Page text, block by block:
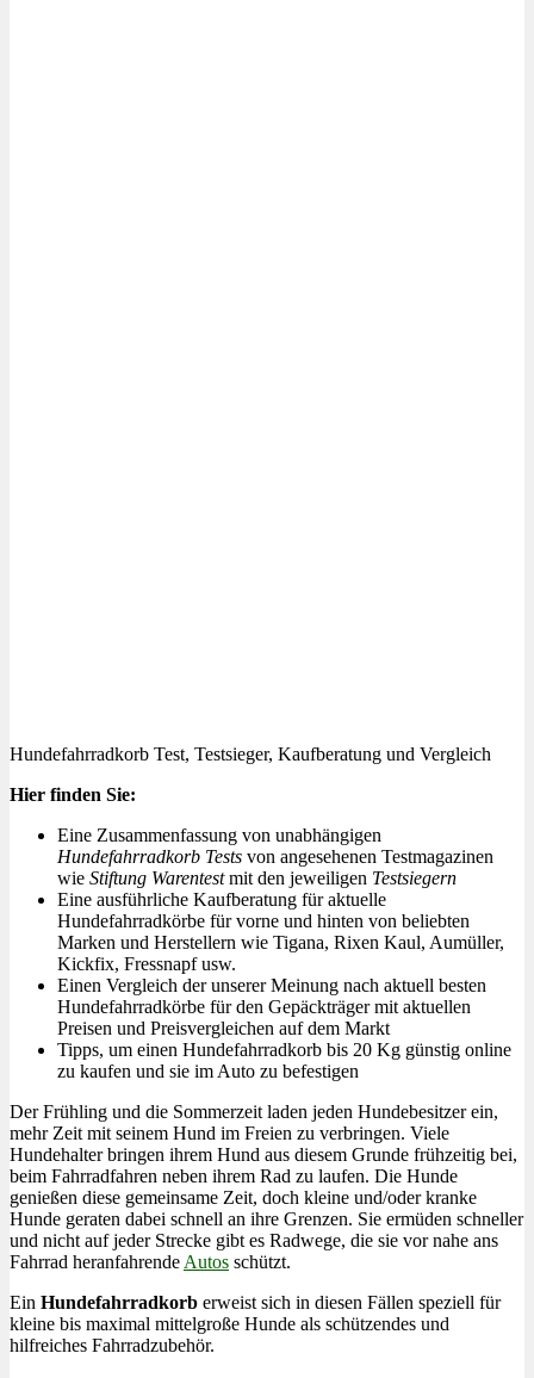
Hundefahrradkorb Test, Testsieger, Kaufberatung und Vergleich
Hier finden Sie:
Eine Zusammenfassung von unabhängigen
Hundefahrradkorb Tests von angesehenen Testmagazinen
wie Stiftung Warentestmit den jeweiligen Testsiegern
Eine ausführliche Kaufberatung für aktuelle
Hundefahrradkörbe für vorne und hinten von beliebten
Marken und Herstellern wie Tigana, Rixen Kaul, Aumüller,
Kickfix, Fressnapf usw.
Einen Vergleich der unserer Meinung nach aktuell besten
Hundefahrradkörbe für den Gepäckträger mit aktuellen
Preisen und Preisvergleichen auf dem Markt
Tipps, um einen Hundefahrradkorb bis 20 Kg günstig online
zu kaufen und sie im Auto zu befestigen
Der Frühling und die Sommerzeit laden jeden Hundebesitzer ein,
mehr Zeit mit seinem Hund im Freien zu verbringen. Viele
Hundehalter bringen ihrem Hund aus diesem Grunde frühzeitig bei,
beim Fahrradfahren neben ihrem Rad zu laufen. Die Hunde
genießen diese gemeinsame Zeit, doch kleine und/oder kranke
Hunde geraten dabei schnell an ihre Grenzen. Sie ermüden schneller
und nicht auf jeder Strecke gibt es Radwege, die sie vor nahe ans
Fahrrad heranfahrende Autos schützt.
Ein Hundefahrradkorb erweist sich in diesen Fällen speziell für
kleine bis maximal mittelgroße Hunde als schützendes und
hilfreiches Fahrradzubehör.